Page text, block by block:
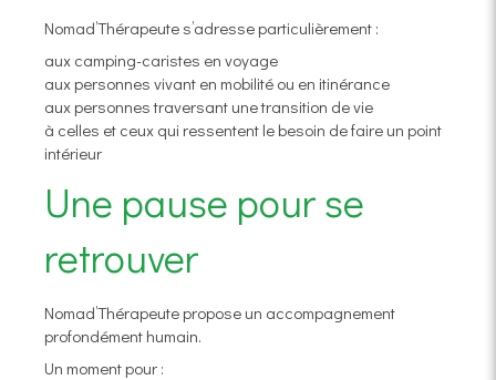
Nomad’Thérapeute s’adresse particulièrement :
aux camping-caristes en voyage
aux personnes vivant en mobilité ou en itinérance
aux personnes traversant une transition de vie
à celles et ceux qui ressentent le besoin de faire un point
intérieur
Une pause pour se
retrouver
Nomad’Thérapeute propose un accompagnement
profondément humain.
Un moment pour :